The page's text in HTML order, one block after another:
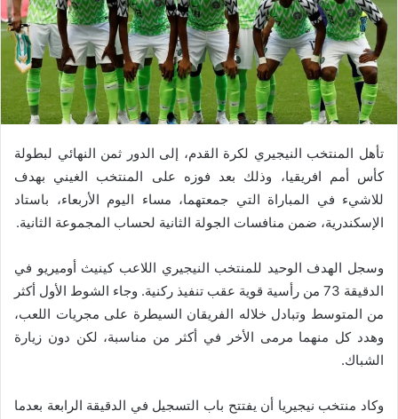
تأهل المنتخب النيجيري لكرة القدم، إلى الدور ثمن النهائي لبطولة
كأس أمم افريقيا، وذلك بعد فوزه على المنتخب الغيني بهدف
للاشيء في المباراة التي جمعتهما، مساء اليوم الأربعاء، باستاد
الإسكندرية، ضمن منافسات الجولة الثانية لحساب المجموعة الثانية.
وسجل الهدف الوحيد للمنتخب النيجيري اللاعب كينيث أوميريو في
الدقيقة 73 من رأسية قوية عقب تنفيذ ركنية. وجاء الشوط الأول أكثر
من المتوسط وتبادل خلاله الفريقان السيطرة على مجريات اللعب،
وهدد كل منهما مرمى الأخر في أكثر من مناسبة، لكن دون زيارة
الشباك.
وكاد منتخب نيجيريا أن يفتتح باب التسجيل في الدقيقة الرابعة بعدما